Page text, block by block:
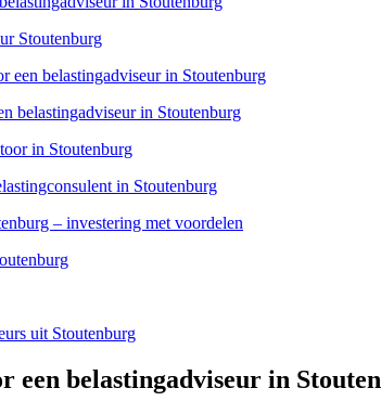
Stoutenburg
een belastingadviseur in Stoutenburg
belastingadviseur in Stoutenburg
in Stoutenburg
in Stoutenburg
– investering met voordelen
uit Stoutenburg
een belastingadviseur in